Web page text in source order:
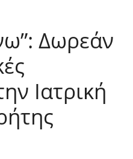
Δωρεάν
Ιατρική